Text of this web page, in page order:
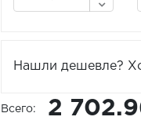
Нашли дешевле?
Всего: 2